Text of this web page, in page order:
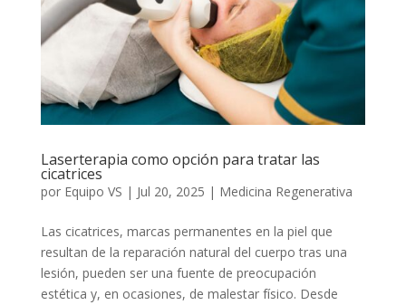
Laserterapia como opción para tratar las
cicatrices
por Equipo VS | Jul 20, 2025 | Medicina Regenerativa
Las cicatrices, marcas permanentes en la piel que
resultan de la reparación natural del cuerpo tras una
lesión, pueden ser una fuente de preocupación
estética y, en ocasiones, de malestar físico. Desde